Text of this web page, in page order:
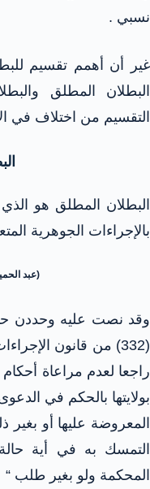
نسبي .
غير أن أهمم تقسيم
البطلان المطلق
التقسيم من اختلاف في
البطلان المطلق هو
بالإجراءات الجوهرية
(عبد
وقد نصت عليه وحددن
(332) من قانون
راجعا لعدم مراعاة
بولايتها بالحكم في
المعروضة عليها أو بغير
التمسك به في أية
المحكمة ولو بغير طلب “